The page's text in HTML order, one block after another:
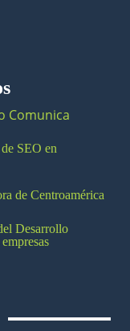
Comunica
SEO en
de Centroamérica
Desarrollo